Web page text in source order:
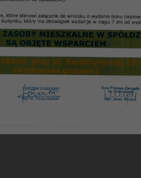
księgowego –Anna Kożuszek
–Elżbieta Ożóg
Marta Rusinowicz
Krystyna Głuska
–